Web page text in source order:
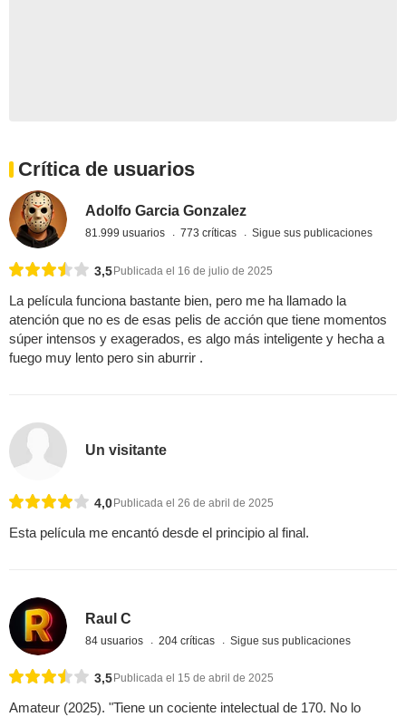
Crítica de usuarios
Adolfo Garcia Gonzalez
81.999 usuarios 773 críticas Sigue sus publicaciones
3,5 Publicada el 16 de julio de 2025
La película funciona bastante bien, pero me ha llamado la
atención que no es de esas pelis de acción que tiene momentos
súper intensos y exagerados, es algo más inteligente y hecha a
fuego muy lento pero sin aburrir .
Un visitante
4,0 Publicada el 26 de abril de 2025
Esta película me encantó desde el principio al final.
Raul C
84 usuarios 204 críticas Sigue sus publicaciones
3,5 Publicada el 15 de abril de 2025
Amateur (2025). "Tiene un cociente intelectual de 170. No lo